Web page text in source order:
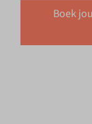
Boek